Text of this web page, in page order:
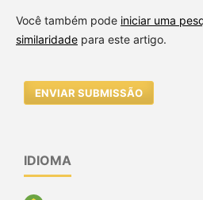
Você também pode iniciar uma
similaridadepara este artigo.
ENVIAR SUBMISSÃO
IDIOMA